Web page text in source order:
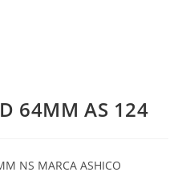
64MM AS 124
NS MARCA ASHICO